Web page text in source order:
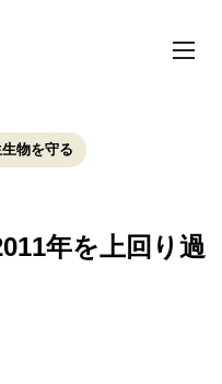
toggle
物を守る
年を上回り過